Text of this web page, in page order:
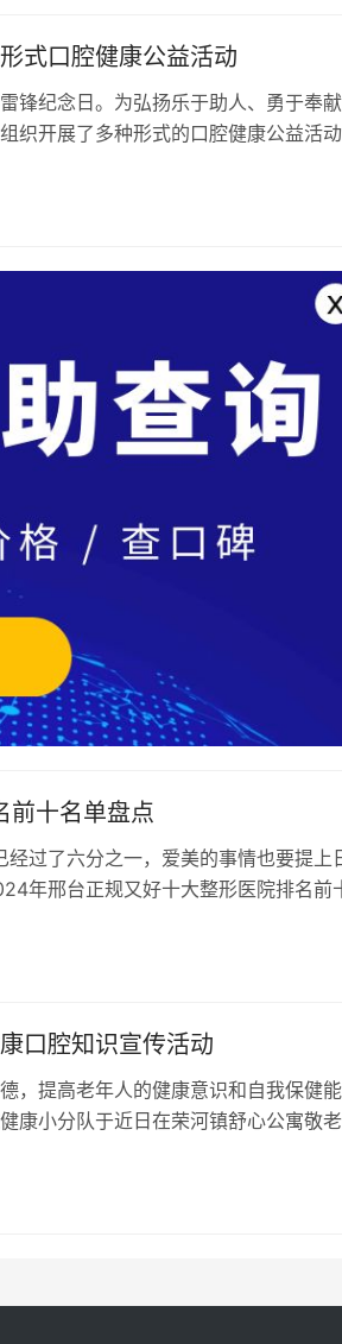
式口腔健康公益活动
锋纪念日。为弘扬乐于助人、勇于奉
织开展了多种形式的口腔健康公益活动
前十名单盘点
过了六分之一，爱美的事情也要提上
年邢台正规又好十大整形医院排名前
口腔知识宣传活动
，提高老年人的健康意识和自我保健能
康小分队于近日在荣河镇舒心公寓敬老